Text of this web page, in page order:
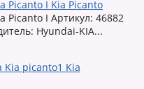
Picanto I Kia Picanto
Picanto I Артикул: 46882
Hyundai-KIA...